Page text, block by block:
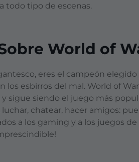
todo tipo de escenas.
World of
eres el campeón elegido
los esbirros del mal. World of
y sigue siendo el juego más
luchar, chatear, hacer amigos:
a los gaming y a los juegos